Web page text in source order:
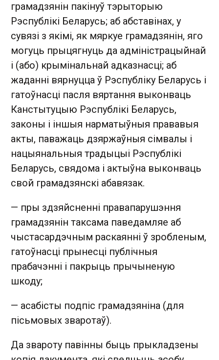
грамадзянін пакінуў тэрыторыю
Рэспублікі Беларусь; аб абставінах, у
сувязі з якімі, як мяркуе грамадзянін, яго
могуць прыцягнуць да адміністрацыйнай
і (або) крымінальнай адказнасці; аб
жаданні вярнуцца ў Рэспубліку Беларусь і
гатоўнасці пасля вяртання выконваць
Канстытуцыю Рэспублікі Беларусь,
законы і іншыя нарматыўныя прававыя
акты, паважаць дзяржаўныя сімвалы і
нацыянальныя традыцыі Рэспублікі
Беларусь, свядома і актыўна выконваць
свой грамадзянскі абавязак.
— пры здзяйсненні правапарушэння
грамадзянін таксама паведамляе аб
чыстасардэчным раскаянні ў зробленым,
гатоўнасці прынесці публічныя
прабачэнні і пакрыць прычыненую
шкоду;
— асабісты подпіс грамадзяніна (для
пісьмовых зваротаў).
Да звароту павінны быць прыкладзены